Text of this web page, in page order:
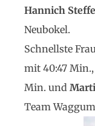
Hannich
Neubokel.
Schnellste
mit 40:47
Min. und
Team